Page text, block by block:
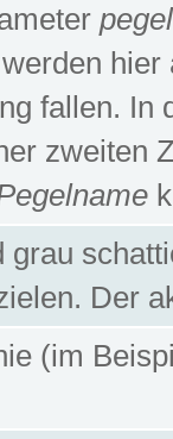
fallen. In
zweiten
grau
Der
(im